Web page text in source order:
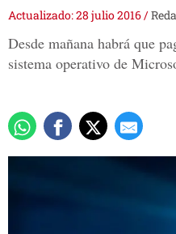
Actualizado: 28 julio 2016/
Desde mañana habrá que
sistema operativo de